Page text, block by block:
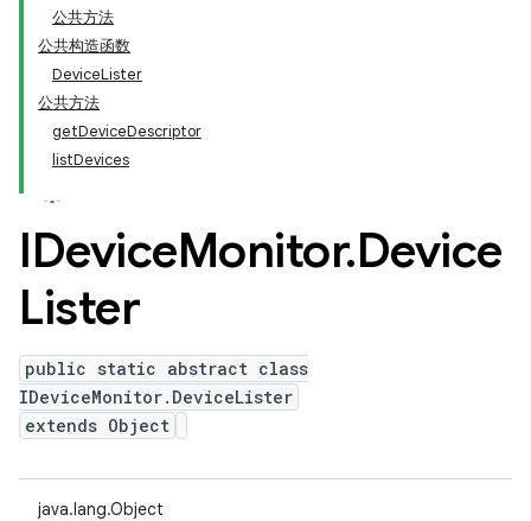
公共方法
公共构造函数
DeviceLister
公共方法
getDeviceDescriptor
listDevices
IDeviceMonitor.Device
Lister
public static abstract class
IDeviceMonitor.DeviceLister
extends Object
java.lang.Object